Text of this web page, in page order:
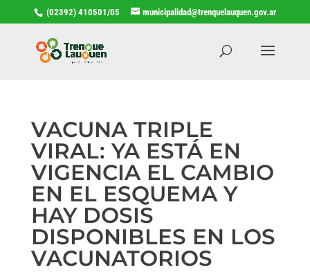
(02392) 410501/05 municipalidad@trenquelauquen.gov.ar
VACUNA TRIPLE
VIRAL: YA ESTÁ EN
VIGENCIA EL CAMBIO
EN EL ESQUEMA Y
HAY DOSIS
DISPONIBLES EN LOS
VACUNATORIOS